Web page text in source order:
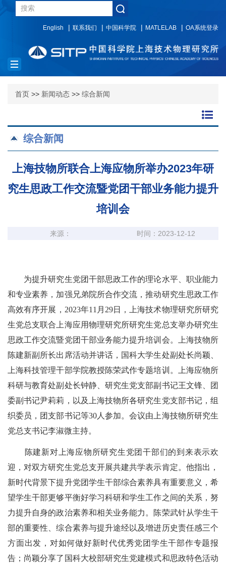
English 联系我们 中国科学院 MATLELAB OA系统登录
Toggle
navigation
首页 >> 新闻动态 >> 综合新闻
综合新闻
上海技物所联合上海应物所举办2023年研
究生思政工作交流暨党团干部业务能力提升
培训会
来源： 时间：2023-12-12
为提升研究生党团干部思政工作的理论水平、职业能力
和专业素养，加强兄弟院所合作交流，推动研究生思政工作
高效有序开展， 2023年11 月 29日，上海技术物理研究所研究
生党总支联合上海应用物理研究所研究生党总支举办研究生
思政工作交流暨党团干部业务能力提升培训会。上海技物所
陈建新副所长出席活动并讲话，国科大学生处副处长尚颖、
上海科技管理干部学院教授陈荣武作专题培训。上海应物所
科研与教育处副处长钟静、研究生党支部副书记王文锋、团
委副书记尹莉莉，以及上海技物所各研究生党支部书记，组
织委员，团支部书记等30人参加。会议由上海技物所研究生
党总支书记李淑微主持。
陈建新对上海应物所研究生党团干部们的到来表示欢
迎，对双方研究生党总支开展共建共学表示肯定。他指出，
新时代背景下提升党团学生干部综合素养具有重要意义，希
望学生干部更够平衡好学习科研和学生工作之间的关系，努
力提升自身的政治素养和相关业务能力。陈荣武针从学生干
部的重要性、综合素养与提升途经以及增进历史责任感三个
方面出发，对如何做好新时代优秀党团学生干部作专题报
告；尚颖分享了国科大校部研究生党建模式和思政特色活动